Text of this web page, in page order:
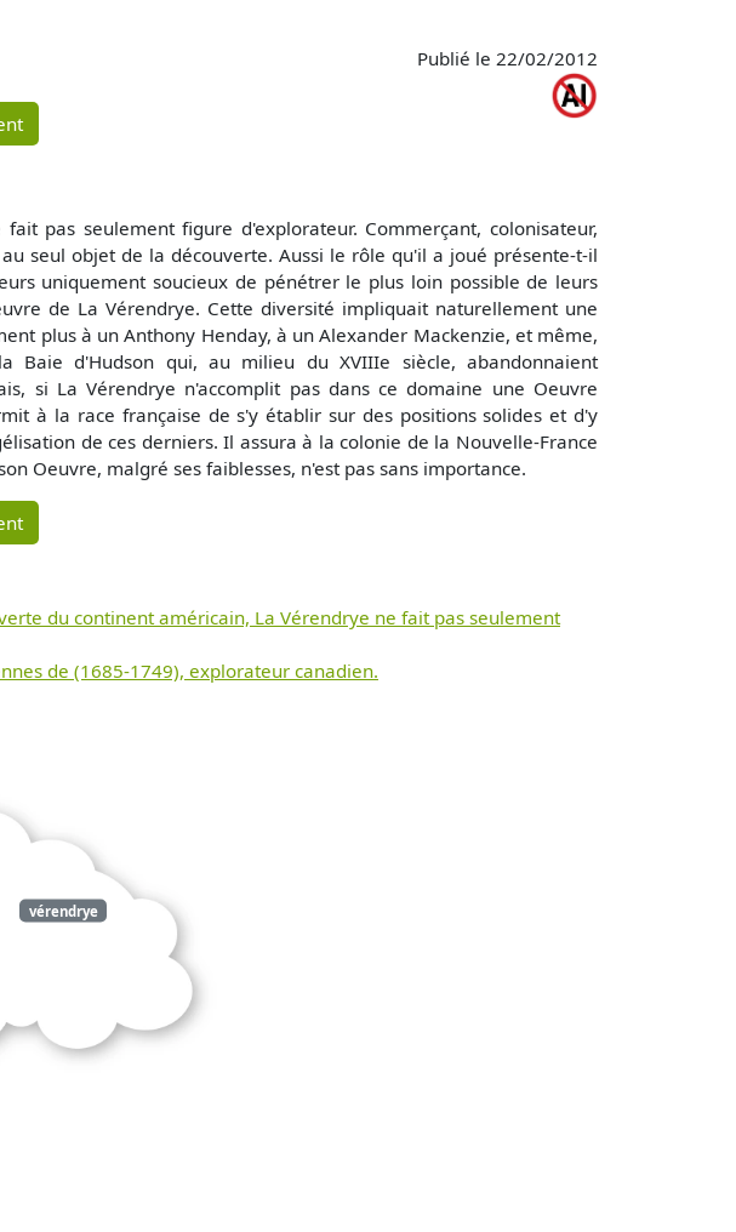
Publié le 22/02/2012
pas seulement figure d'explorateur. Commerçant, colonisateur,
seul objet de la découverte. Aussi le rôle qu'il a joué présente-t-il
uniquement soucieux de pénétrer le plus loin possible de leurs
de La Vérendrye. Cette diversité impliquait naturellement une
plus à un Anthony Henday, à un Alexander Mackenzie, et même,
d'Hudson qui, au milieu du XVIIIe siècle, abandonnaient
si La Vérendrye n'accomplit pas dans ce domaine une Oeuvre
à la race française de s'y établir sur des positions solides et d'y
de ces derniers. Il assura à la colonie de la Nouvelle-France
Oeuvre, malgré ses faiblesses, n'est pas sans importance.
du continent américain, La Vérendrye ne fait pas seulement
de (1685-1749), explorateur canadien.
vérendrye